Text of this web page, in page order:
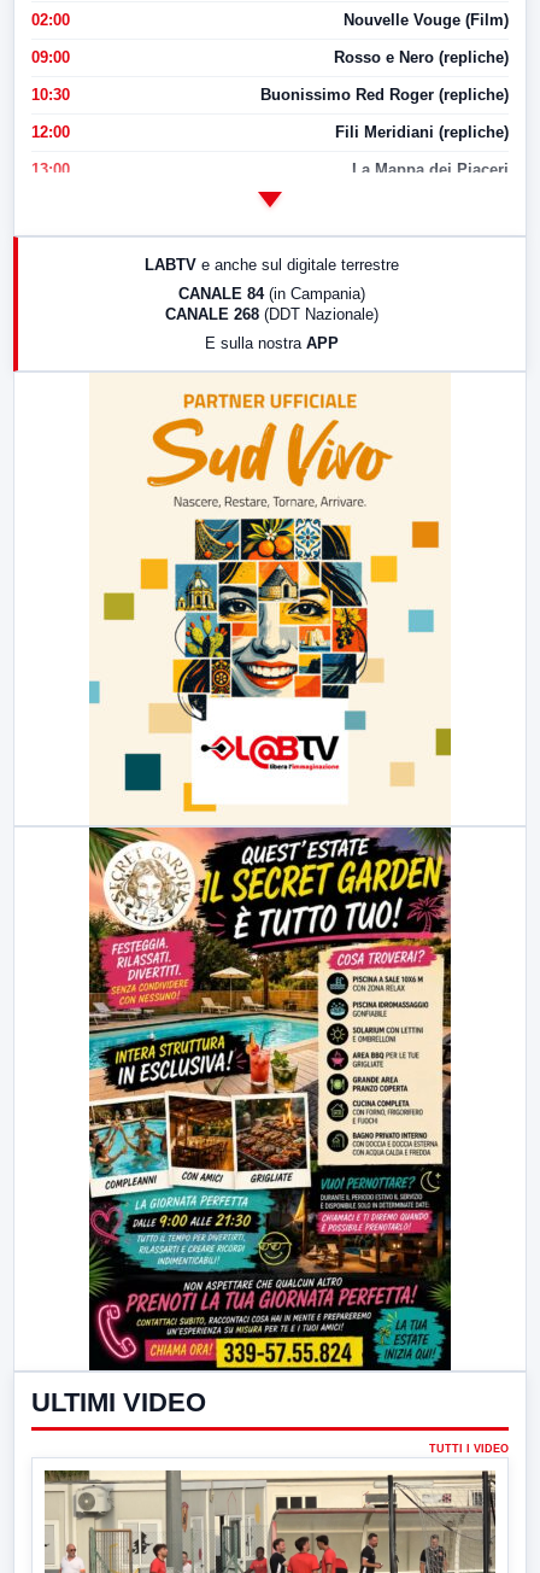
02:00 Nouvelle Vouge (Film)
09:00 Rosso e Nero (repliche)
10:30 Buonissimo Red Roger (repliche)
12:00 Fili Meridiani (repliche)
13:00 La Mappa dei Piaceri
17:00 LabNews (replica)
LABTV e anche sul digitale terrestre
CANALE 84 (in Campania)
CANALE 268 (DDT Nazionale)
E sulla nostra APP
ULTIMI VIDEO
TUTTI I VIDEO